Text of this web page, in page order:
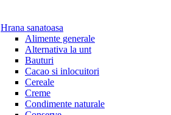
Hrana sanatoasa
Alimente generale
Alternativa la unt
Bauturi
Cacao si inlocuitori
Cereale
Creme
Condimente naturale